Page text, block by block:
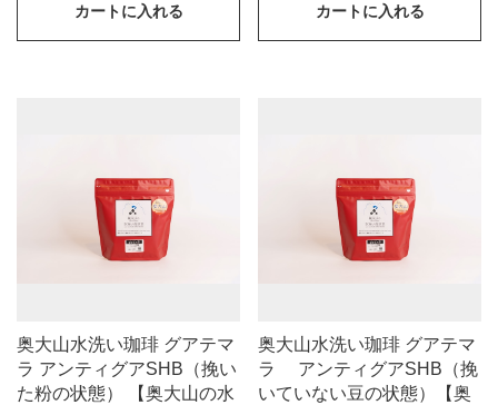
カートに入れる カートに入れる
奥大山水洗い珈琲 グアテマ
ラ アンティグアSHB（挽い
た粉の状態） 【奥大山の水
奥大山水洗い珈琲 グアテマ
ラ アンティグアSHB（挽
いていない豆の状態）【奥